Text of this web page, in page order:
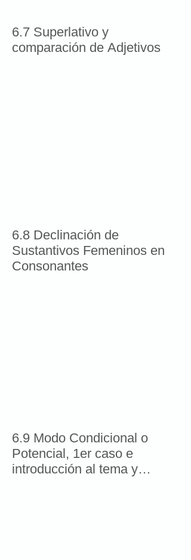
6.7 Superlativo y
comparación de Adjetivos
6.8 Declinación de
Sustantivos Femeninos en
Consonantes
6.9 Modo Condicional o
Potencial, 1er caso e
introducción al tema y